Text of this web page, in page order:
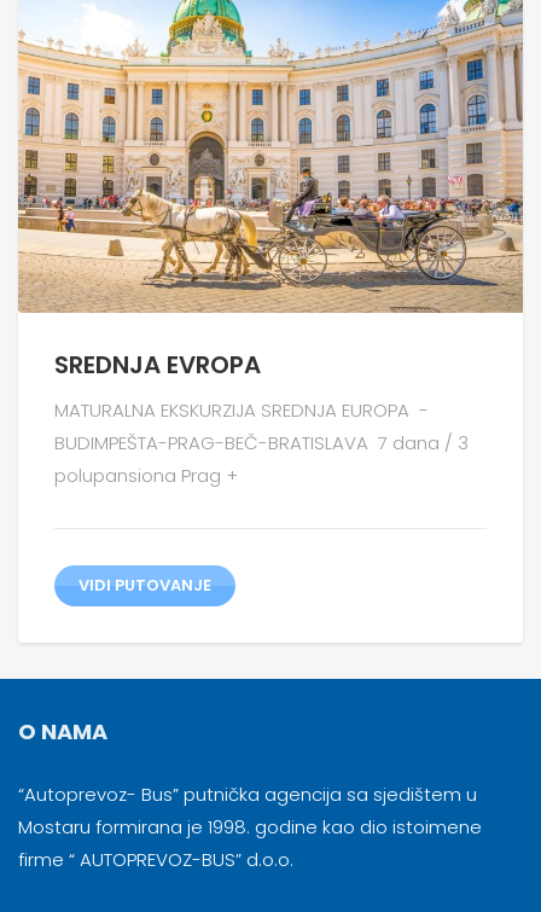
SREDNJA EVROPA
MATURALNA EKSKURZIJA SREDNJA EUROPA -
BUDIMPEŠTA-PRAG-BEČ-BRATISLAVA 7 dana / 3
polupansiona Prag +
VIDI PUTOVANJE
O NAMA
“Autoprevoz- Bus” putnička agencija sa sjedištem u
Mostaru formirana je 1998. godine kao dio istoimene
firme “ AUTOPREVOZ-BUS” d.o.o.